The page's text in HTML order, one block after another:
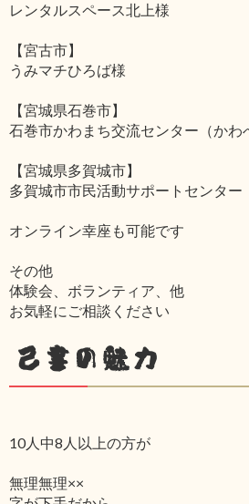
レンタルスペース北上様
【宮古市】
うみマチひろば様
【宮城県石巻市】
石巻市かわまち交流センター（かわ
【宮城県多賀城市】
多賀城市市民活動サポートセンター
オンライン幸座も可能です
その他
体験会、ボランティア、他
お気軽にご相談ください
己書の魅力
10人中8人以上の方が
無理無理××